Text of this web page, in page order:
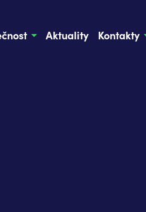
Aktuality Kontakty